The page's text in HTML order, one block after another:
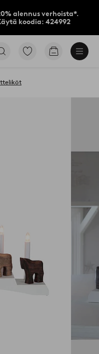
alennus verhoista*.
koodia: 424992
Siirry
Siirry